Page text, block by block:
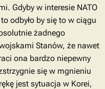
Gdyby w interesie NATO
odbyło by się to w ciągu
żadnego
Stanów, że nawet
ona bardzo niepewny
się w mgnieniu
jest sytuacja w Korei,